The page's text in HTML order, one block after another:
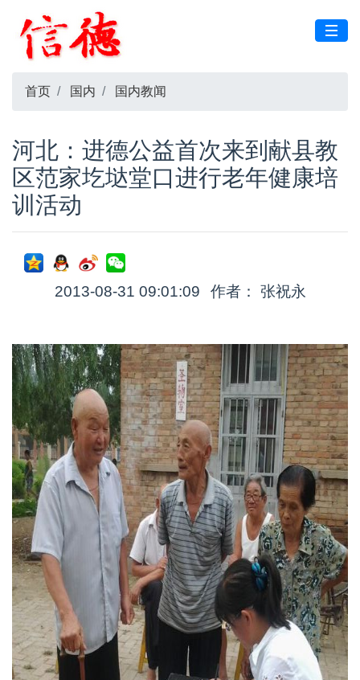
首页 国内 国内教闻
河北：进德公益首次来到献县教
区范家圪垯堂口进行老年健康培
训活动
2013-08-31 09:01:09 作者： 张祝永